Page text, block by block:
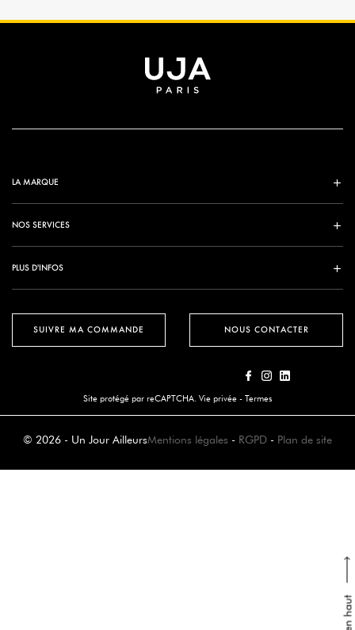
SUIVRE MA COMMANDE
LA MARQUE
NOS SERVICES
PLUS D'INFOS
NOUS CONTACTER
Site protégé par reCAPTCHA. Vie privée - Termes
© 2026 - Un Jour AilleursMentions légales - RGPD - Plan de site